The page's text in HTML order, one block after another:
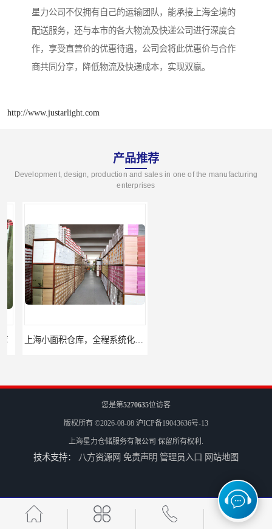
星力公司不仅拥有自己的运输团队，能承接上海全境的
配送服务，还与本市的各大物流及快递公司进行深度合
作，享受直营价的优惠待遇，公司会将此优惠价与合作
商共同分享，降低物流及快递成本，实现双赢。
http://www.justarlight.com
产品推荐
Development, design, production and sales in one of the manufacturing
enterprises
上海小面积仓库，全程系统化管理
浦东新区小面积仓库，电商托管仓库
您是第5270635位访客
版权所有 ©2026-08-08 沪ICP备19043636号-13
上海星力仓储服务有限公司 保留所有权利.
技术支持： 八方资源网 免责声明 管理员入口 网站地图